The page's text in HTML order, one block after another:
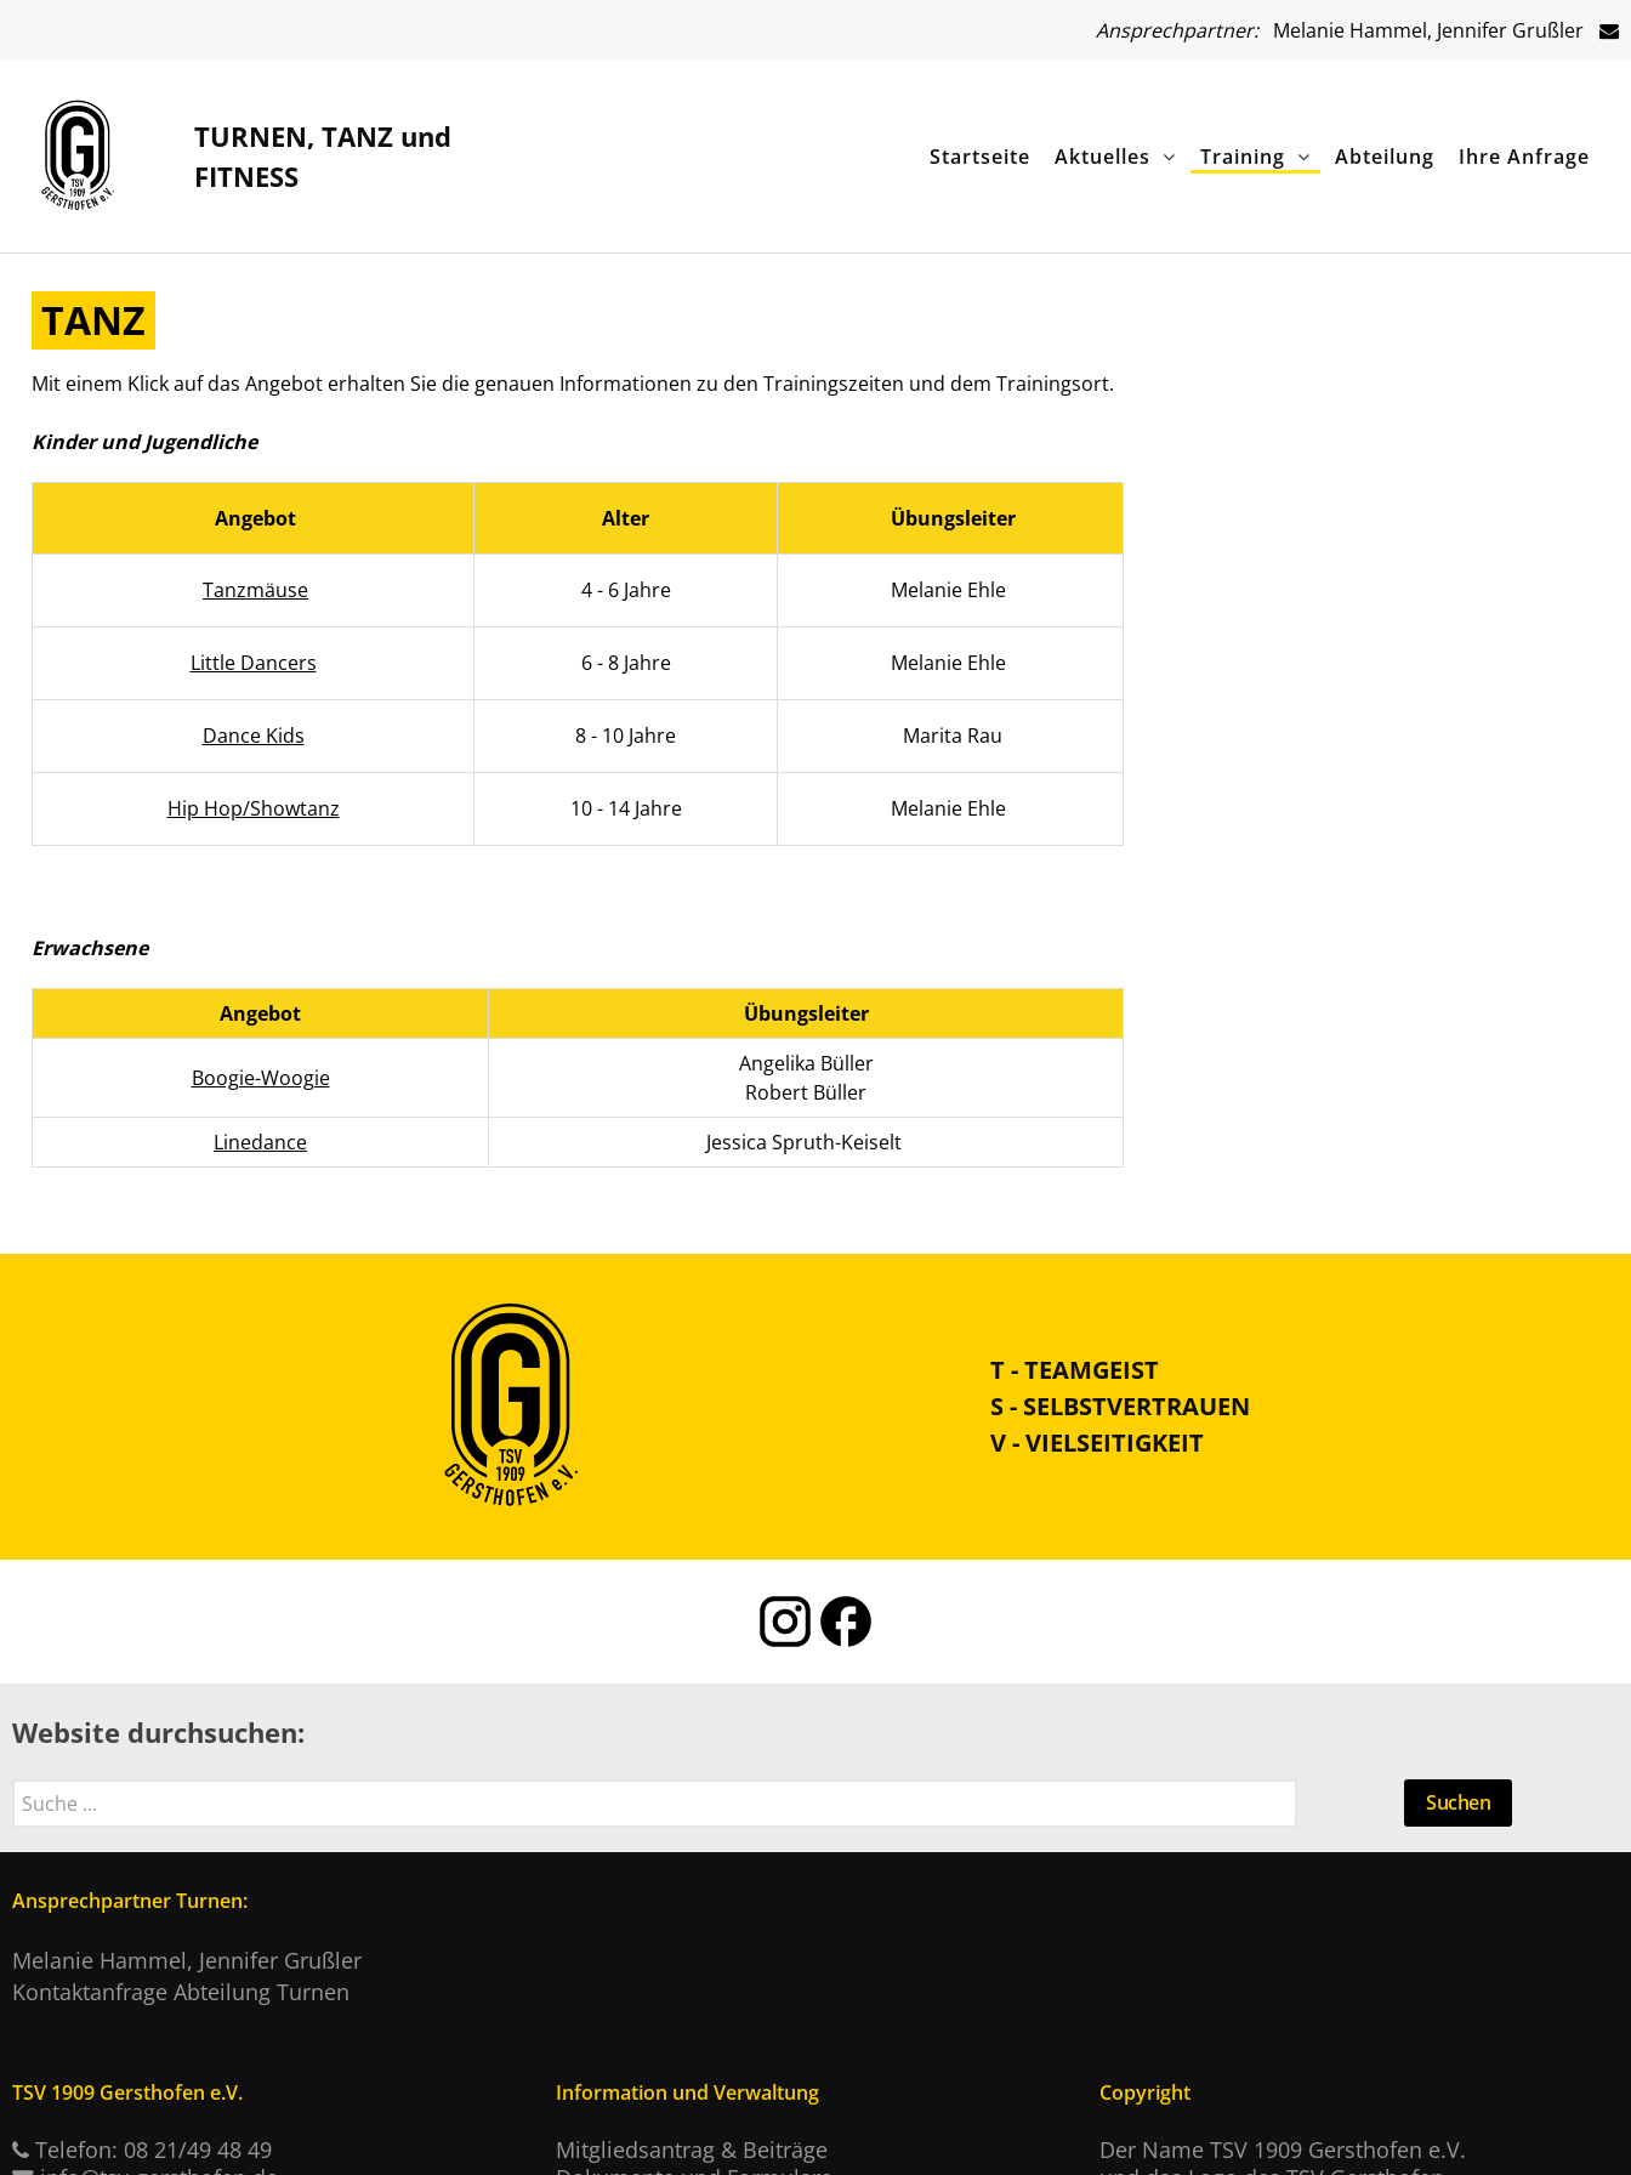
Ansprechpartner:Melanie Hammel, Jennifer Grußler
TURNEN, TANZ und
FITNESS
Startseite Aktuelles Training Abteilung Ihre Anfrage
TANZ
Mit einem Klick auf das Angebot erhalten Sie die genauen Informationen zu den Trainingszeiten und dem Trainingsort.
Kinder und Jugendliche
Angebot Alter Übungsleiter
Tanzmäuse 4 - 6 Jahre Melanie Ehle
Little Dancers 6 - 8 Jahre Melanie Ehle
Dance Kids 8 - 10 Jahre Marita Rau
Hip Hop/Showtanz 10 - 14 Jahre Melanie Ehle
Erwachsene
Angebot Übungsleiter
Boogie-Woogie
Angelika Büller
Robert Büller
Linedance
Jessica Spruth-Keiselt
T - TEAMGEIST
S - SELBSTVERTRAUEN
V - VIELSEITIGKEIT
Website durchsuchen:
Suchen Suchen
Ansprechpartner Turnen:
Melanie Hammel, Jennifer Grußler
Kontaktanfrage Abteilung Turnen
TSV 1909 Gersthofen e.V.
Telefon: 08 21/49 48 49
Information und Verwaltung
Mitgliedsantrag & Beiträge
Copyright
Der Name TSV 1909 Gersthofen e.V.